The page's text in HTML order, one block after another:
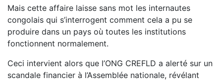
Mais cette affaire laisse sans mot les internautes
congolais qui s’interrogent comment cela a pu se
produire dans un pays où toutes les institutions
fonctionnent normalement.
Ceci intervient alors que l’ONG CREFLD a alerté sur un
scandale financier à l’Assemblée nationale, révélant